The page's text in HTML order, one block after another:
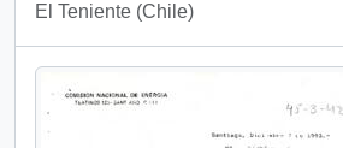
El Teniente (Chile)